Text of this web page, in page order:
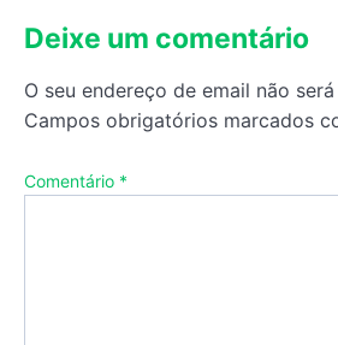
Deixe um comentário
O seu endereço de email não
Campos obrigatórios marcados
Comentário *